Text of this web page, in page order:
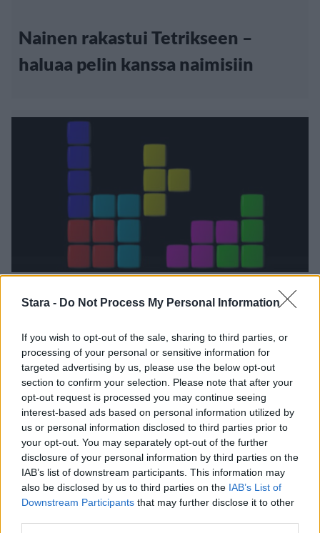
Stara - Do Not Process My Personal Information
If you wish to opt-out of the sale, sharing to third parties, or
processing of your personal or sensitive information for
targeted advertising by us, please use the below opt-out
section to confirm your selection. Please note that after your
opt-out request is processed you may continue seeing
interest-based ads based on personal information utilized by
us or personal information disclosed to third parties prior to
your opt-out. You may separately opt-out of the further
disclosure of your personal information by third parties on the
IAB’s list of downstream participants. This information may
also be disclosed by us to third parties on the IAB’s List of
Downstream Participants that may further disclose it to other
Nainen rakastui Tetrikseen –
haluaa pelin kanssa naimisiin
Pelit
Pelaaja rikkoi Tetris-ennätyksen –
aivan vahingossa